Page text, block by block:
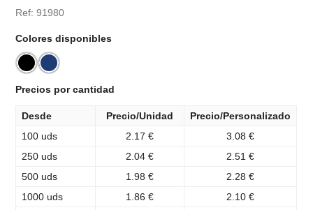
Ref: 91980
Colores disponibles
Precios por cantidad
Desde Precio/Unidad
Precio/Personalizado
100 uds
2.17 €
3.08 €
250 uds
2.04 €
2.51 €
500 uds
1.98 €
2.28 €
1000 uds
1.86 €
2.10 €